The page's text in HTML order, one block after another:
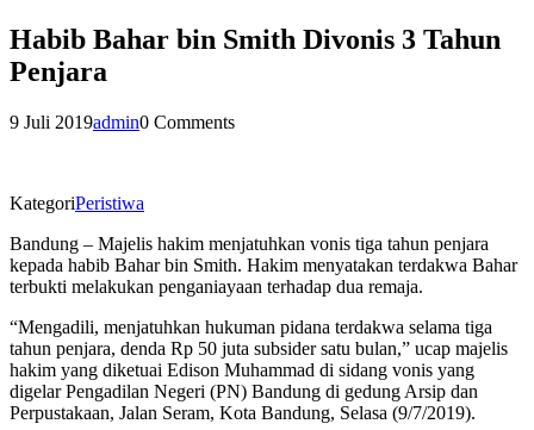
Habib Bahar bin Smith Divonis 3 Tahun
Penjara
9 Juli 2019admin0 Comments
KategoriPeristiwa
Bandung – Majelis hakim menjatuhkan vonis tiga tahun penjara
kepada habib Bahar bin Smith. Hakim menyatakan terdakwa Bahar
terbukti melakukan penganiayaan terhadap dua remaja.
“Mengadili, menjatuhkan hukuman pidana terdakwa selama tiga
tahun penjara, denda Rp 50 juta subsider satu bulan,” ucap majelis
hakim yang diketuai Edison Muhammad di sidang vonis yang
digelar Pengadilan Negeri (PN) Bandung di gedung Arsip dan
Perpustakaan, Jalan Seram, Kota Bandung, Selasa (9/7/2019).